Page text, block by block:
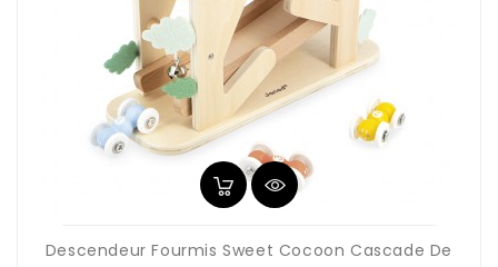
Descendeur Fourmis Sweet Cocoon Cascade De